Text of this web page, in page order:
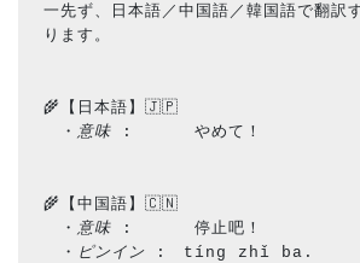
一先ず、日本語／中国語／韓国語で翻訳
ります。
🌾【日本語】🇯🇵
・ 意味 : 　　　やめて！
🌾【中国語】🇨🇳
・ 意味 : 　　　停止吧！
・ ピンイン :　tíng zhǐ ba.